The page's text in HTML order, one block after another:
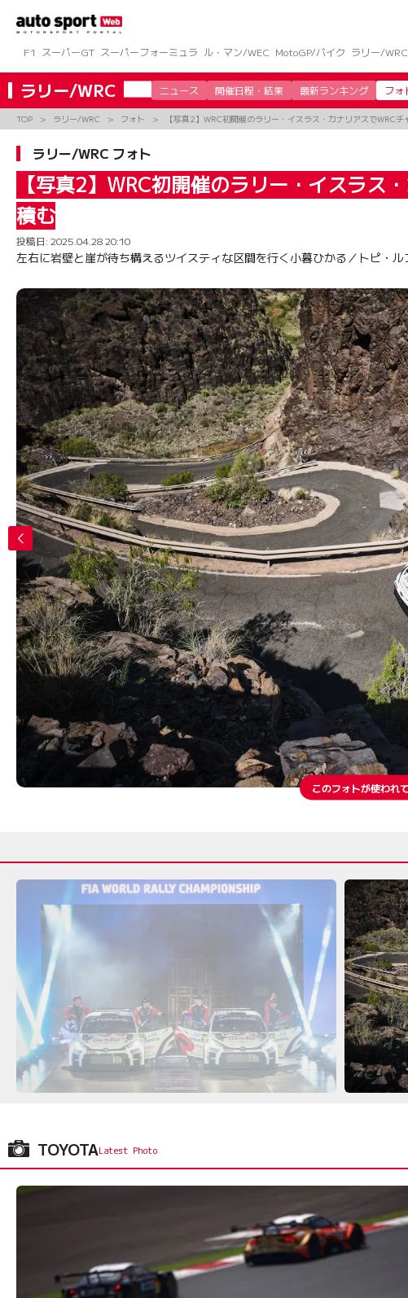
ツ
へ
ス
キ
ッ
F1
スーパーGT スーパーフォーミュラ ル・マン/WEC MotoGP/バイク ラリー/WRC
ラリー/WRC ニュース 開催日程・結果 最新ランキング フォ
TOP ラリー/WRC フォト 【写真2】WRC初開催のラリー・イスラス・カナリアスでWRC
ラリー/WRC フォト
【写真2】WRC初開催のラリー・イスラス
積む
投稿日: 2025.04.28 20:10
左右に岩壁と崖が待ち構えるツイスティな区間を行く小暮ひかる／トピ・
このフォトが使われ
TOYOTA